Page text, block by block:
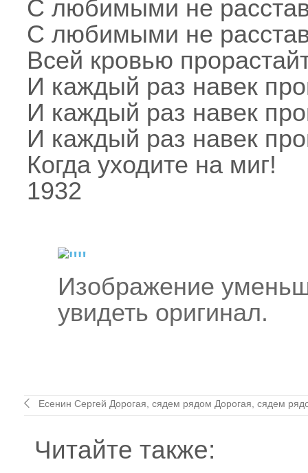
С любимыми не
С любимыми не
Всей кровью
И каждый раз навек
И каждый раз навек
И каждый раз навек
Когда уходите на миг!
1932
Изображение
увидеть оригинал.
Есенин Сергей Дорогая, сядем рядом Дорогая, сядем
Читайте также: